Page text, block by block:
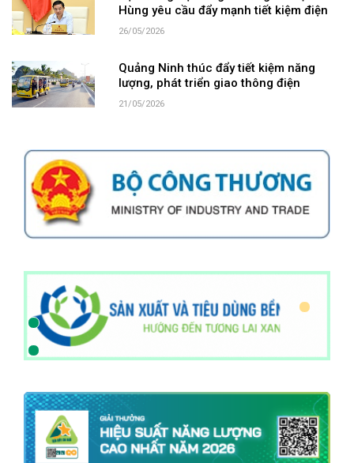
Hùng yêu cầu đẩy mạnh tiết kiệm điện
26/05/2026
Quảng Ninh thúc đẩy tiết kiệm năng
lượng, phát triển giao thông điện
21/05/2026